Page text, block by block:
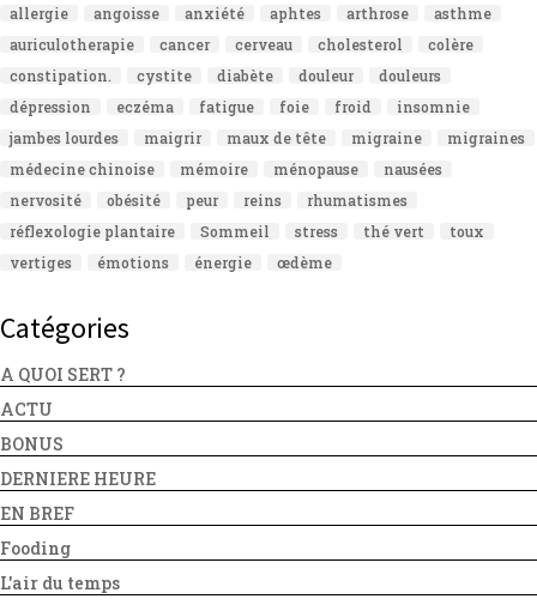
allergie angoisse anxiété aphtes arthrose
asthme
auriculotherapie
cancer cerveau cholesterol
colère
constipation.
cystite diabète douleur
douleurs
dépression
eczéma fatigue foie froid
insomnie
jambes lourdes
maigrir maux de tête migraine
migraines
médecine chinoise
mémoire ménopause
nausées
nervosité
obésité peur reins
rhumatismes
réflexologie plantaire
Sommeil stress thé vert
toux
vertiges
émotions énergie œdème
Catégories
A QUOI SERT ?
ACTU
BONUS
DERNIERE HEURE
EN BREF
Fooding
L'air du temps